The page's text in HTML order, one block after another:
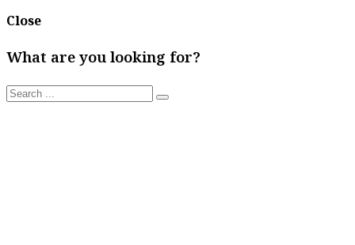
Close
What are you looking for?